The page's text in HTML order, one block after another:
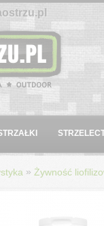
» Żywność